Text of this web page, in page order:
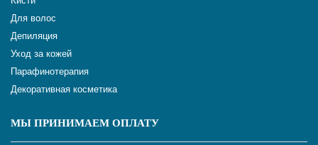
Для волос
Депиляция
Уход за кожей
Парафинотерапия
Декоративная косметика
МЫ ПРИНИМАЕМ ОПЛАТУ